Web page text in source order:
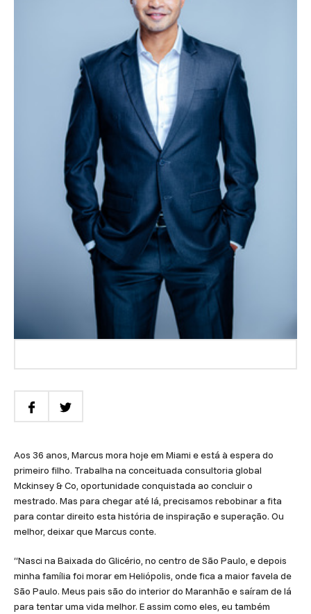
Aos 36 anos, Marcus mora hoje em Miami e está à espera do
primeiro filho. Trabalha na conceituada consultoria global
Mckinsey & Co, oportunidade conquistada ao concluir o
mestrado. Mas para chegar até lá, precisamos rebobinar a fita
para contar direito esta história de inspiração e superação. Ou
melhor, deixar que Marcus conte.
“Nasci na Baixada do Glicério, no centro de São Paulo, e depois
minha família foi morar em Heliópolis, onde fica a maior favela de
São Paulo. Meus pais são do interior do Maranhão e saíram de lá
para tentar uma vida melhor. E assim como eles, eu também